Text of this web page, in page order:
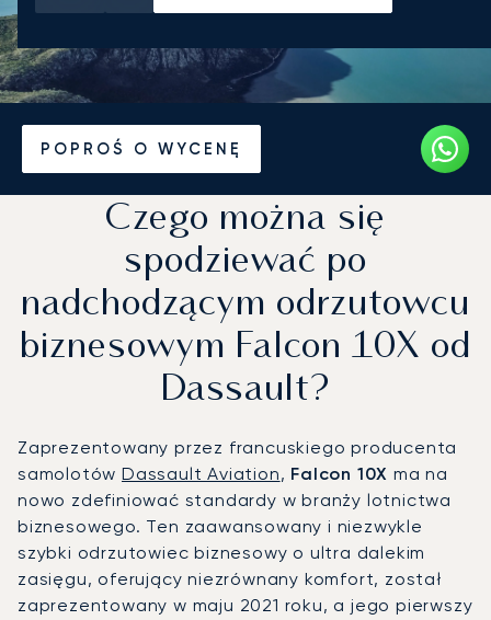
POPROŚ O WYCENĘ
Czego można się
spodziewać po
nadchodzącym odrzutowcu
biznesowym Falcon 10X od
Dassault?
Zaprezentowany przez francuskiego producenta
samolotówDassault Aviation, Falcon 10X ma na
nowo zdefiniować standardy w branży lotnictwa
biznesowego. Ten zaawansowany i niezwykle
szybki odrzutowiec biznesowy o ultra dalekim
zasięgu, oferujący niezrównany komfort, został
zaprezentowany w maju 2021 roku, a jego pierwszy